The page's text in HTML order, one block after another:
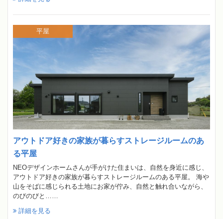
アウトドア好きの家族が暮らすストレージルームのあ
る平屋
NEOデザインホームさんが手がけた住まいは、自然を身近に感じ、
アウトドア好きの家族が暮らすストレージルームのある平屋。 海や
山をそばに感じられる土地にお家が佇み、自然と触れ合いながら、
のびのびと……
詳細を見る
平屋